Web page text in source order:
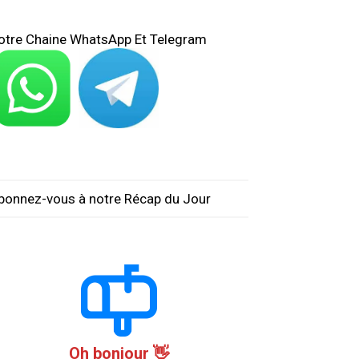
Chaine WhatsApp Et Telegram
vous à notre Récap du Jour
Oh bonjour 👋